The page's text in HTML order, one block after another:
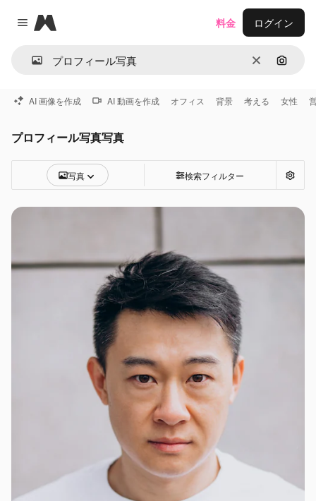
Close menu
Magnific
消去 画像で
料金 ログイン
AI 画像を作成 AI 動画を作成 オフィス 背景 考える 女性
プロフィール写真写真
写真 検索フィルター